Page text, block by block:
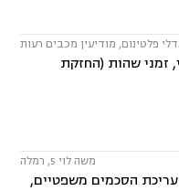
זמני שהות (החזקת
משה לוי 5, רמלה
עריכת הסכמים משפטיים,